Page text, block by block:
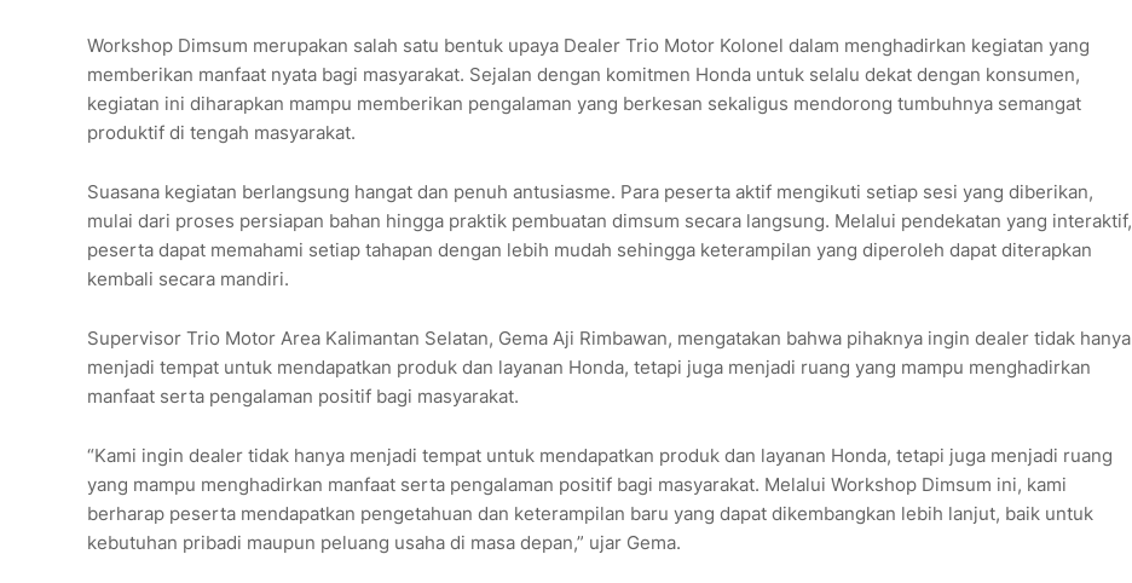
Workshop Dimsum merupakan salah satu bentuk upaya Dealer Trio Motor Kolonel dalam menghadirkan kegiatan yang
memberikan manfaat nyata bagi masyarakat. Sejalan dengan komitmen Honda untuk selalu dekat dengan konsumen,
kegiatan ini diharapkan mampu memberikan pengalaman yang berkesan sekaligus mendorong tumbuhnya semangat
produktif di tengah masyarakat.
Suasana kegiatan berlangsung hangat dan penuh antusiasme. Para peserta aktif mengikuti setiap sesi yang diberikan,
mulai dari proses persiapan bahan hingga praktik pembuatan dimsum secara langsung. Melalui pendekatan yang interaktif,
peserta dapat memahami setiap tahapan dengan lebih mudah sehingga keterampilan yang diperoleh dapat diterapkan
kembali secara mandiri.
Supervisor Trio Motor Area Kalimantan Selatan, Gema Aji Rimbawan, mengatakan bahwa pihaknya ingin dealer tidak hanya
menjadi tempat untuk mendapatkan produk dan layanan Honda, tetapi juga menjadi ruang yang mampu menghadirkan
manfaat serta pengalaman positif bagi masyarakat.
“Kami ingin dealer tidak hanya menjadi tempat untuk mendapatkan produk dan layanan Honda, tetapi juga menjadi ruang
yang mampu menghadirkan manfaat serta pengalaman positif bagi masyarakat. Melalui Workshop Dimsum ini, kami
berharap peserta mendapatkan pengetahuan dan keterampilan baru yang dapat dikembangkan lebih lanjut, baik untuk
kebutuhan pribadi maupun peluang usaha di masa depan,” ujar Gema.